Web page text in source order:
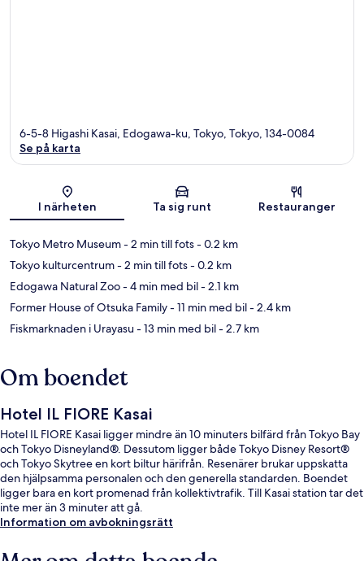
Karta
6-5-8 Higashi Kasai, Edogawa-ku, Tokyo, Tokyo, 134-0084
Se på karta
I närheten Ta sig runt Restauranger
Tokyo Metro Museum- 2 min till fots- 0.2 km
Tokyo kulturcentrum- 2 min till fots- 0.2 km
Edogawa Natural Zoo- 4 min med bil- 2.1 km
Former House of Otsuka Family- 11 min med bil- 2.4 km
Fiskmarknaden i Urayasu- 13 min med bil- 2.7 km
Om boendet
Hotel IL FIORE Kasai
Hotel IL FIORE Kasai ligger mindre än 10 minuters bilfärd från Tokyo Bay
och Tokyo Disneyland®. Dessutom ligger både Tokyo Disney Resort®
och Tokyo Skytree en kort biltur härifrån. Resenärer brukar uppskatta
den hjälpsamma personalen och den generella standarden. Boendet
ligger bara en kort promenad från kollektivtrafik. Till Kasai station tar det
inte mer än 3 minuter att gå.
Information om avbokningsrätt